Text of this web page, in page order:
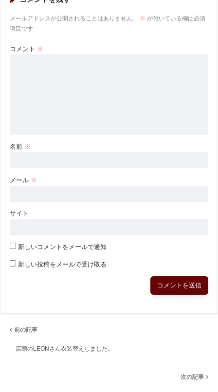
メールアドレスが公開されることはありません。 ※ が付いている欄は必須
項目です
コメント ※
名前 ※
メール ※
サイト
新しいコメントをメールで通知
新しい投稿をメールで受け取る
前の記事
店頭のLEONさん衣装替えしました。
次の記事